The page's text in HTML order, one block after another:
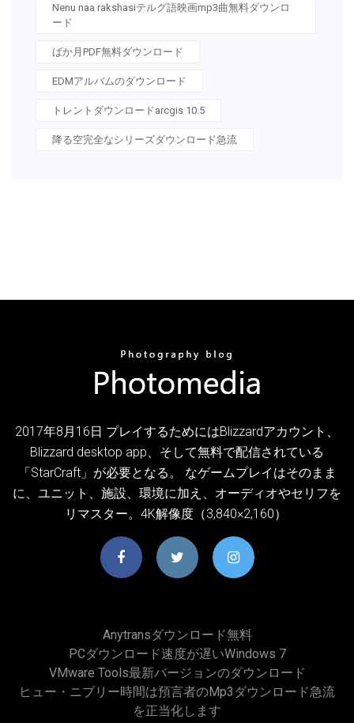
Nenu naa rakshasiテルグ語映画mp3曲無料ダウンロ
ード
ばか月PDF無料ダウンロード
EDMアルバムのダウンロード
トレントダウンロードarcgis 10.5
降る空完全なシリーズダウンロード急流
2017年8月16日 プレイするためにはBlizzardアカウント、
Blizzard desktop app、そして無料で配信されている
「StarCraft」が必要となる。 なゲームプレイはそのまま
に、ユニット、施設、環境に加え、オーディオやセリフを
リマスター。4K解像度（3,840×2,160）
Anytransダウンロード無料
PCダウンロード速度が遅いWindows 7
VMware Tools最新バージョンのダウンロード
ヒュー・ニブリー時間は預言者のmp3ダウンロード急流
を正当化します